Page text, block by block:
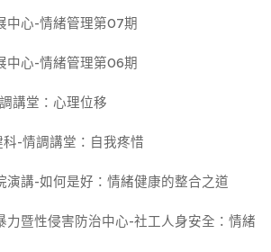
中心-情緒管理第07期
中心-情緒管理第06期
講堂：心理位移
科-情調講堂：自我疼惜
演講-如何是好：情緒健康的整合之道
力暨性侵害防治中心-社工人身安全：情緒